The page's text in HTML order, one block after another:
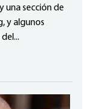
una sección de
y algunos